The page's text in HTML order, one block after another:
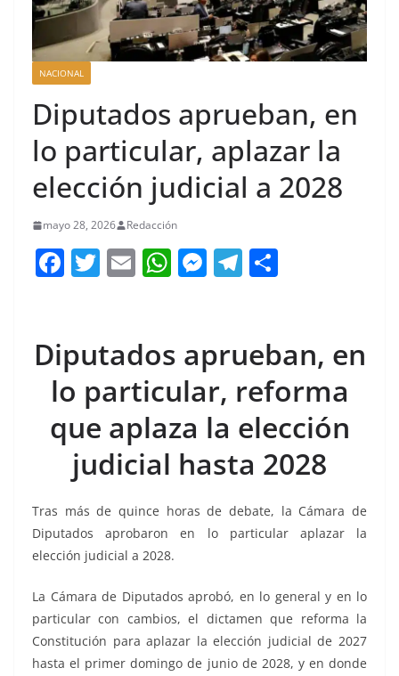
NACIONAL
Diputados aprueban, en
lo particular, aplazar la
elección judicial a 2028
mayo 28, 2026 Redacción
F
e
b
o
o
k
T
er
E
l
W
s
A
p
p
M
e
n
g
er
T
gr
a
m
p
ar
tir
Diputados aprueban, en
lo particular, reforma
que aplaza la elección
judicial hasta 2028
Tras más de quince horas de debate, la Cámara de
Diputados aprobaron en lo particular aplazar la
elección judicial a 2028.
La Cámara de Diputados aprobó, en lo general y en lo
particular con cambios, el dictamen que reforma la
Constitución para aplazar la elección judicial de 2027
hasta el primer domingo de junio de 2028, y en donde